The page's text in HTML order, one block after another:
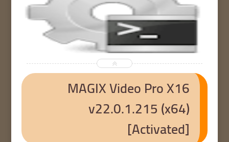
MAGIX Video Pro X16
v22.0.1.215 (x64)
[Activated]